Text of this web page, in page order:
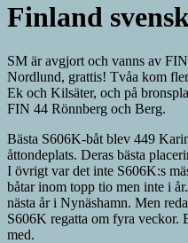
Finland
SM är avgjort och vanns av
Nordlund, grattis! Tvåa kom
Ek och Kilsäter, och på
FIN 44 Rönnberg och Berg.
Bästa S606K-båt blev 449
åttondeplats. Deras bästa
I övrigt var det inte S606K:s
båtar inom topp tio men inte i
nästa år i Nynäshamn. Men
S606K regatta om fyra veckor.
med.